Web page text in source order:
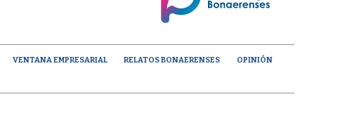
VENTANA EMPRESARIAL RELATOS BONAERENSES
OPINIÓN